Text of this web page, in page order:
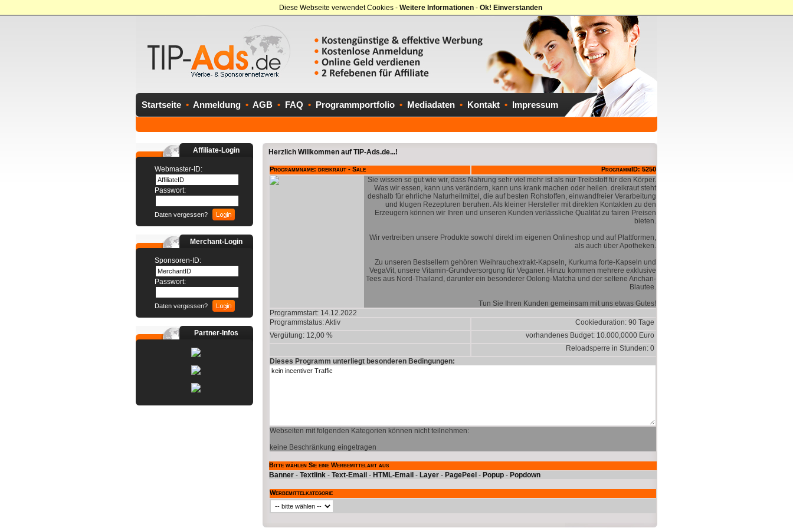
Diese Webseite verwendet Cookies - Weitere Informationen - Ok! Einverstanden
Startseite • Anmeldung • AGB • FAQ • Programmportfolio • Mediadaten • Kontakt • Impressum
Affiliate-Login
Webmaster-ID:
Passwort:
Daten vergessen?
Merchant-Login
Sponsoren-ID:
Passwort:
Daten vergessen?
Partner-Infos
Herzlich Willkommen auf TIP-Ads.de...!
Programmname: dreikraut - Sale ProgrammID: 5250
Sie wissen so gut wie wir, dass Nahrung sehr viel mehr ist als nur Treibstoff für den Körper.
Was wir essen, kann uns verändern, kann uns krank machen oder heilen. dreikraut steht
deshalb für ehrliche Naturheilmittel, die auf besten Rohstoffen, einwandfreier Verarbeitung
und klugen Rezepturen beruhen. Als kleiner Hersteller mit direkten Kontakten zu den
Erzeugern können wir Ihren und unseren Kunden verlässliche Qualität zu fairen Preisen
bieten.
Wir vertreiben unsere Produkte sowohl direkt im eigenen Onlineshop und auf Plattformen,
als auch über Apotheken.
Zu unseren Bestsellern gehören Weihrauchextrakt-Kapseln, Kurkuma forte-Kapseln und
VegaVit, unsere Vitamin-Grundversorgung für Veganer. Hinzu kommen mehrere exklusive
Tees aus Nord-Thailand, darunter ein besonderer Oolong-Matcha und der seltene Anchan-
Blautee.
Tun Sie Ihren Kunden gemeinsam mit uns etwas Gutes!
Programmstart: 14.12.2022
Programmstatus:Aktiv
Cookieduration: 90 Tage
Vergütung: 12,00 %
vorhandenes Budget: 10.000,0000 Euro
Reloadsperre in Stunden: 0
Dieses Programm unterliegt besonderen Bedingungen:
Webseiten mit folgenden Kategorien können nicht teilnehmen:
keine Beschränkung eingetragen
Bitte wählen Sie eine Werbemittelart aus
Banner - Textlink - Text-Email - HTML-Email - Layer - PagePeel - Popup - Popdown
Werbemittelkategorie